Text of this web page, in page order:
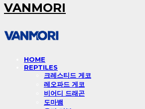
VANMORI
HOME
REPTILES
크레스티드 게코
레오파드 게코
비어디 드래곤
도마뱀